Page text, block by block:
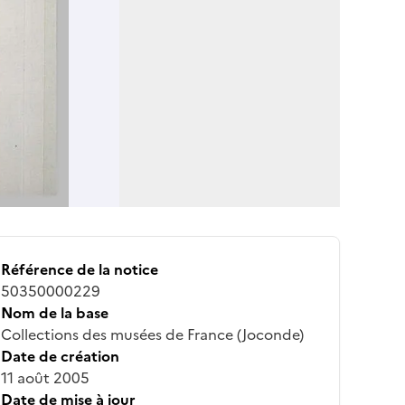
Référence de la notice
50350000229
Nom de la base
Collections des musées de France (Joconde)
Date de création
11 août 2005
Date de mise à jour